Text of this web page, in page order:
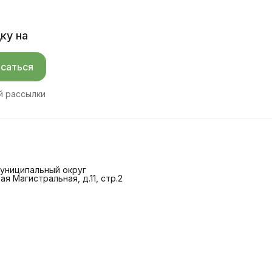
на
рассылки
округ
Магистральная, д.11, стр.2